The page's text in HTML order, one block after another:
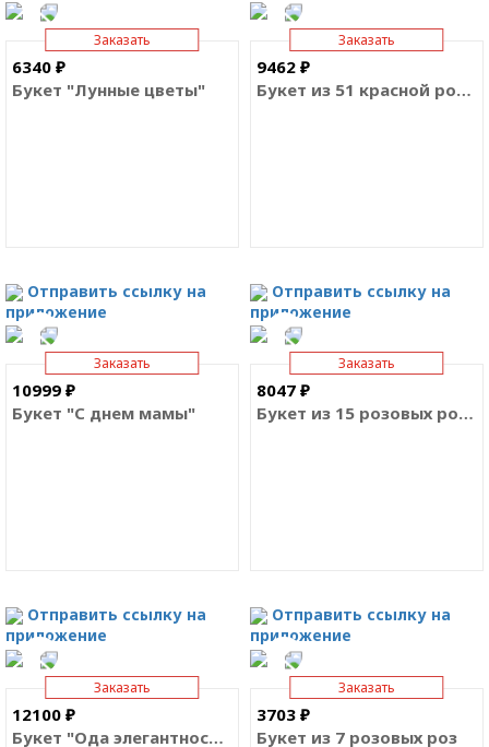
Заказать
9462 ₽
Букет из 51 красной розы
Отправить ссылку на
приложение
Заказать
6340 ₽
Букет "Лунные цветы"
Отправить ссылку на
приложение
Заказать
8047 ₽
Букет из 15 розовых роз Премиум Эквадор
Отправить ссылку на
приложение
Заказать
10999 ₽
Букет "С днем мамы"
Отправить ссылку на
приложение
Заказать
3703 ₽
Букет из 7 розовых роз
Заказать
12100 ₽
Букет "Ода элегантности"